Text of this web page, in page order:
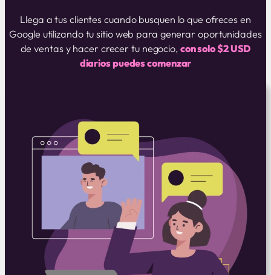
Llega a tus clientes cuando busquen lo que ofreces en
Google utilizando tu sitio web para generar oportunidades
de ventas y hacer crecer tu negocio, con solo $2 USD
diarios puedes comenzar